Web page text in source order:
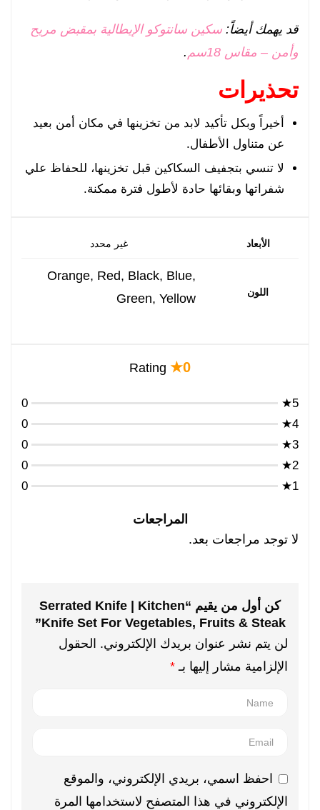
قد يهمك أيضاً: سكين سانتوكو الإيطالية بمقبض مريح
وأمن – مقاس 18سم
.
تحذيرات
أخيراً وبكل تأكيد لابد من تخزينها في مكان أمن بعيد
عن متناول الأطفال.
لا تنسي بتجفيف السكاكين قبل تخزينها، للحفاظ علي
شفراتها وبقائها حادة لأطول فترة ممكنة.
الأبعاد غير محدد
اللون
Orange, Red, Black, Blue,
Green, Yellow
0★
Rating
5★
0
4★
0
3★
0
2★
0
1★
0
المراجعات
لا توجد مراجعات بعد.
كن أول من يقيم “Serrated Knife | Kitchen
Knife Set For Vegetables, Fruits & Steak”
لن يتم نشر عنوان بريدك الإلكتروني. الحقول
الإلزامية مشار إليها بـ *
احفظ اسمي، بريدي الإلكتروني، والموقع
الإلكتروني في هذا المتصفح لاستخدامها المرة